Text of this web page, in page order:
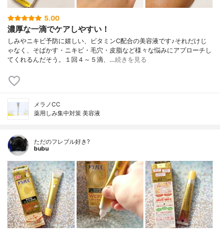
5.00
濃厚な一滴でケアしやすい！
しみやニキビ予防に嬉しい、ビタミンC配合の美容液です♪それだけじ
ゃなく、そばかす・ニキビ・毛穴・皮脂など様々な悩みにアプローチし
てくれるんだそう。１回４～５滴、…続きを見る
メラノCC
薬用しみ集中対策 美容液
ただのフレブル好き?
bubu